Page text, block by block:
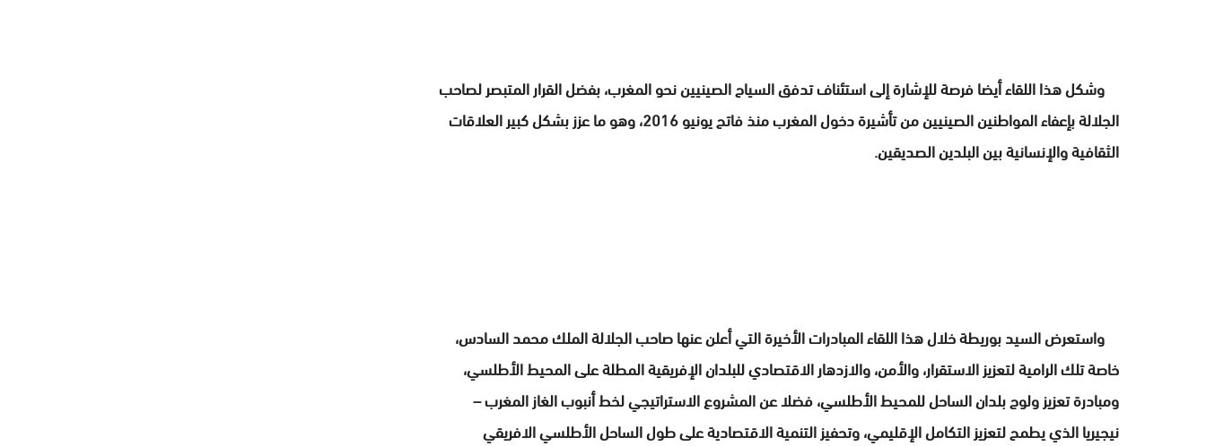
وشكل هذا اللقاء أيضا فرصة للإشارة إلى استئناف تدفق السياح الصينيين نحو المغرب، بفضل القرار المتبصر لصاحب
الجلالة بإعفاء المواطنين الصينيين من تأشيرة دخول المغرب منذ فاتح يونيو 2016، وهو ما عزز بشكل كبير العلاقات
الثقافية والإنسانية بين البلدين الصديقين.
واستعرض السيد بوريطة خلال هذا اللقاء المبادرات الأخيرة التي أعلن عنها صاحب الجلالة الملك محمد السادس،
خاصة تلك الرامية لتعزيز الاستقرار، والأمن، والازدهار الاقتصادي للبلدان الإفريقية المطلة على المحيط الأطلسي،
ومبادرة تعزيز ولوج بلدان الساحل للمحيط الأطلسي، فضلا عن المشروع الاستراتيجي لخط أنبوب الغاز المغرب –
نيجيريا الذي يطمح لتعزيز التكامل الإقليمي، وتحفيز التنمية الاقتصادية على طول الساحل الأطلسي الافريقي